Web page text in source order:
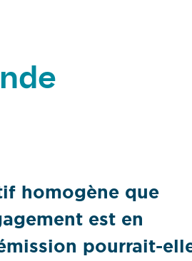
homogène que
est en
pourrait-